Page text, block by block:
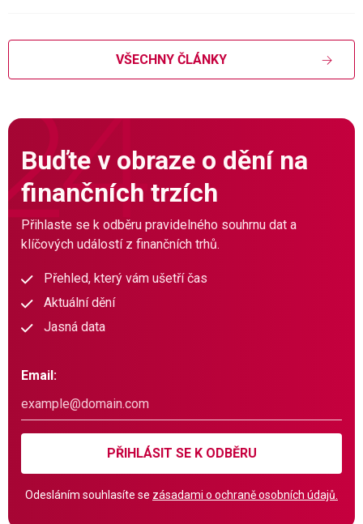
VŠECHNY ČLÁNKY
Buďte v obraze o dění na
finančních trzích
Přihlaste se k odběru pravidelného souhrnu dat a
klíčových událostí z finančních trhů.
Přehled, který vám ušetří čas
Aktuální dění
Jasná data
Email:
PŘIHLÁSIT SE K ODBĚRU
Odesláním souhlasíte se zásadami o ochraně osobních údajů.